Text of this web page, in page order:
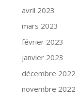
avril 2023
mars 2023
février 2023
janvier 2023
décembre 2022
novembre 2022